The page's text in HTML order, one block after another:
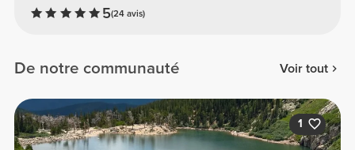
5(24 avis)
De notre communauté Voir tout
1